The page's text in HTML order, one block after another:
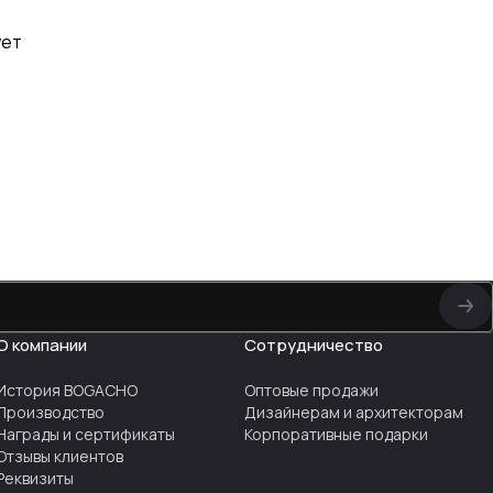
компании
BOGACHO
и сертификаты
клиентов
Сотрудничество
Оптовые продажи
Дизайнерам и архитекторам
Корпоративные подарки